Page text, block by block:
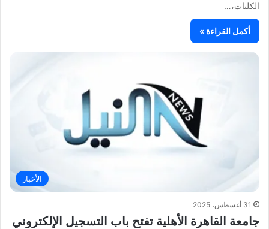
الكليات،…
أكمل القراءة »
الأخبار
31 أغسطس، 2025
جامعة القاهرة الأهلية تفتح باب التسجيل الإلكتروني